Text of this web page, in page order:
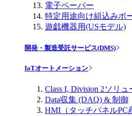
電子ペーパー
特定用途向け組込みボ
遊戯機器用(USモデル)
開発・製造受託サービス(DMS)
IoTオートメーション
Class I, Division 2ソリュ
Data収集 (DAQ) & 制御
HMI（タッチパネルPC